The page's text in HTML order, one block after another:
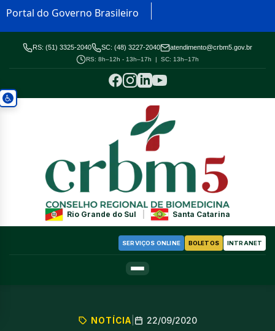
Portal do Governo Brasileiro
RS: (51) 3325-2040 SC: (48) 3227-2040 atendimento@crbm5.gov.br
RS: 8h–12h - 13h–17h | SC: 13h–17h
Rio Grande do Sul Santa Catarina
SERVIÇOS ONLINE BOLETOS INTRANET
NOTÍCIA 22/09/2020